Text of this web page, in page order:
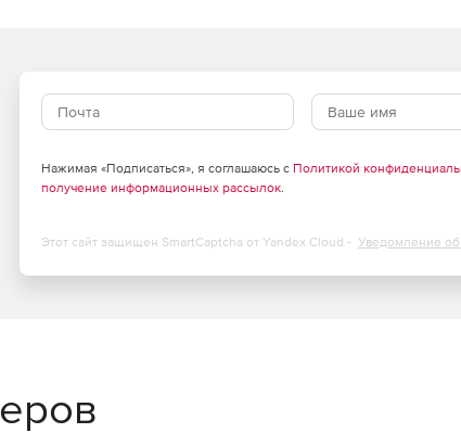
Нажимая «Подписаться», я соглашаюсь с Политикой
получение информационных рассылок.
Этот сайт защищен SmartCaptcha от Yandex Cloud - Уведомление об